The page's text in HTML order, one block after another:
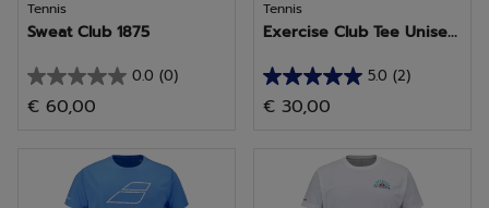
Tennis
Sweat Club 1875
0.0 (0)
0.0
su
stelle.
€ 60,00
Tennis
Exercise Club Tee Unise...
5.0 (2)
5.0
su
€ 30,00